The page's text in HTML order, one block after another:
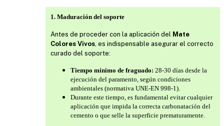
1. Maduración del soporte
Antes de proceder con la aplicación del Mate
Colores Vivos , es indispensable asegurar el correcto
curado del soporte:
Tiempo mínimo de fraguado: 28-30 días desde la
ejecución del paramento, según condiciones
ambientales (normativa UNE-EN 998-1).
Durante este tiempo, es fundamental evitar cualquier
aplicación que impida la correcta carbonatación del
cemento o que selle la superficie prematuramente.